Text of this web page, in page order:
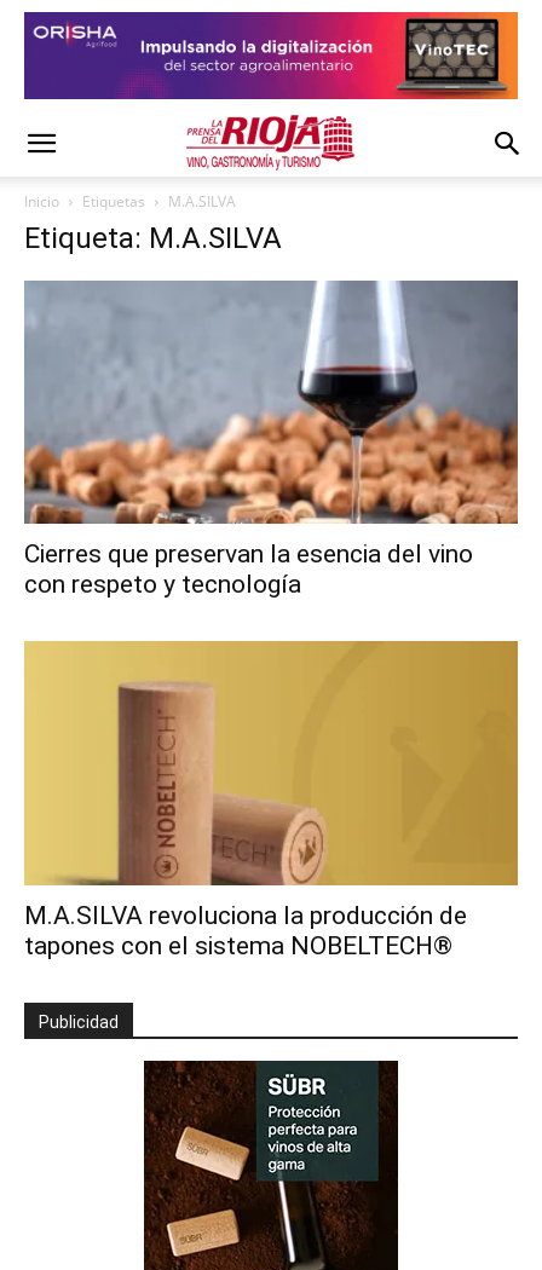
Inicio Etiquetas M.A.SILVA
Etiqueta: M.A.SILVA
Cierres que preservan la esencia del vino
con respeto y tecnología
M.A.SILVA revoluciona la producción de
tapones con el sistema NOBELTECH®
Publicidad